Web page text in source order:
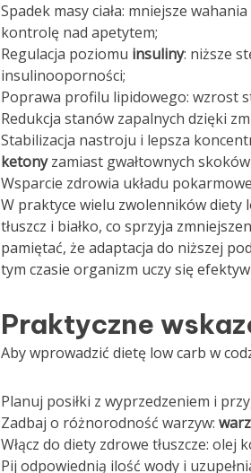
Spadek masy ciała: mniejsze
kontrolę nad apetytem;
Regulacja poziomu insuliny: niższe
insulinooporności;
Poprawa profilu lipidowego: wzrost
Redukcja stanów zapalnych dzięki
Stabilizacja nastroju i lepsza
ketonyzamiast gwałtownych
Wsparcie zdrowia układu
W praktyce wielu zwolenników diety
tłuszcz i białko, co sprzyja
pamiętać, że adaptacja do niższej
tym czasie organizm uczy się
Praktyczne
Aby wprowadzić dietę low carb w
Planuj posiłki z wyprzedzeniem i
Zadbaj o różnorodność warzyw:
Włącz do diety zdrowe tłuszcze: olej
Pij odpowiednią ilość wody i